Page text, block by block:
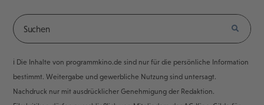
ℹ️ Die Inhalte von programmkino.de sind nur für die persönliche Information
bestimmt. Weitergabe und gewerbliche Nutzung sind untersagt.
Nachdruck nur mit ausdrücklicher Genehmigung der Redaktion.